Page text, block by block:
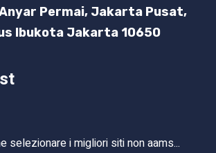
Permai, Jakarta Pusat,
Ibukota Jakarta 10650
selezionare i migliori siti non aams...